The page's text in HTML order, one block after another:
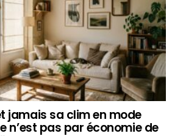
jamais sa clim en mode
n’est pas par économie de